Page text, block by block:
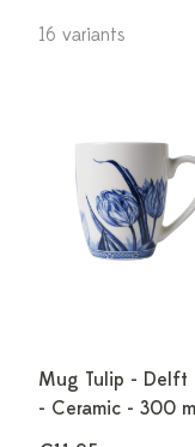
16 variants
Mug Tulip - Delft
- Ceramic - 300